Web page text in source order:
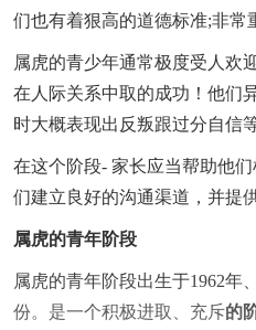
们也有着狠高的道德标准;非常
属虎的青少年通常极度受人欢
在人际关系中取的成功！他们
时大概表现出反叛跟过分自信
在这个阶段- 家长应当帮助他
们建立良好的沟通渠道，并提
属虎的青年阶段
属虎的青年阶段出生于1962年
份。是一个积极进取、充斥的